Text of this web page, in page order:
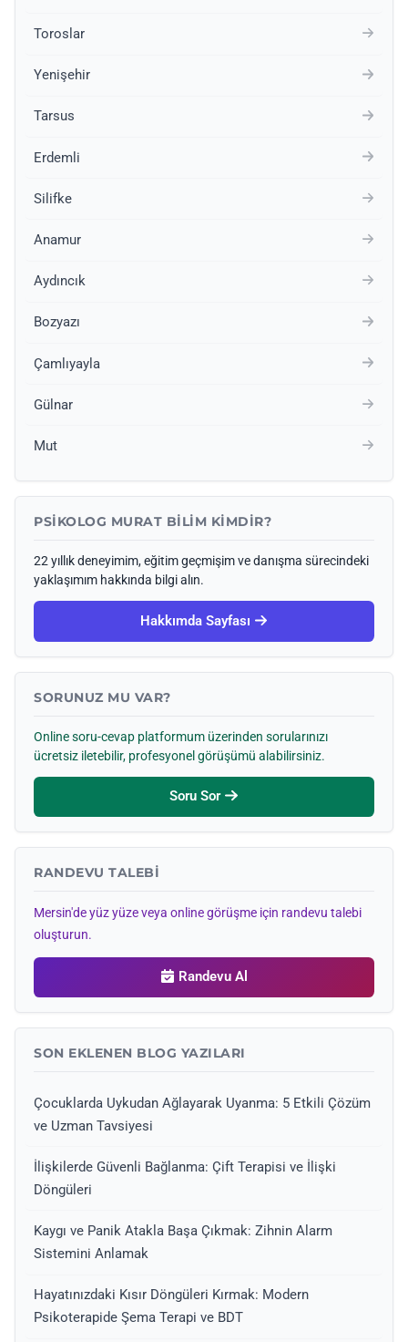
Toroslar
Yenişehir
Tarsus
Erdemli
Silifke
Anamur
Aydıncık
Bozyazı
Çamlıyayla
Gülnar
Mut
PSIKOLOG MURAT BILIM KIMDIR?
22 yıllık deneyimim, eğitim geçmişim ve danışma sürecindeki
yaklaşımım hakkında bilgi alın.
Hakkımda Sayfası
SORUNUZ MU VAR?
Online soru-cevap platformum üzerinden sorularınızı
ücretsiz iletebilir, profesyonel görüşümü alabilirsiniz.
Soru Sor
RANDEVU TALEBI
Mersin'de yüz yüze veya online görüşme için randevu talebi
oluşturun.
Randevu Al
SON EKLENEN BLOG YAZILARI
Çocuklarda Uykudan Ağlayarak Uyanma: 5 Etkili Çözüm
ve Uzman Tavsiyesi
İlişkilerde Güvenli Bağlanma: Çift Terapisi ve İlişki
Döngüleri
Kaygı ve Panik Atakla Başa Çıkmak: Zihnin Alarm
Sistemini Anlamak
Hayatınızdaki Kısır Döngüleri Kırmak: Modern
Psikoterapide Şema Terapi ve BDT